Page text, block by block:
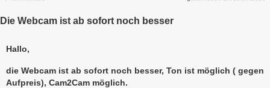
Die Webcam ist ab sofort noch besser
Hallo,
die Webcam ist ab sofort noch besser, Ton ist möglich ( gegen
Aufpreis), Cam2Cam möglich.